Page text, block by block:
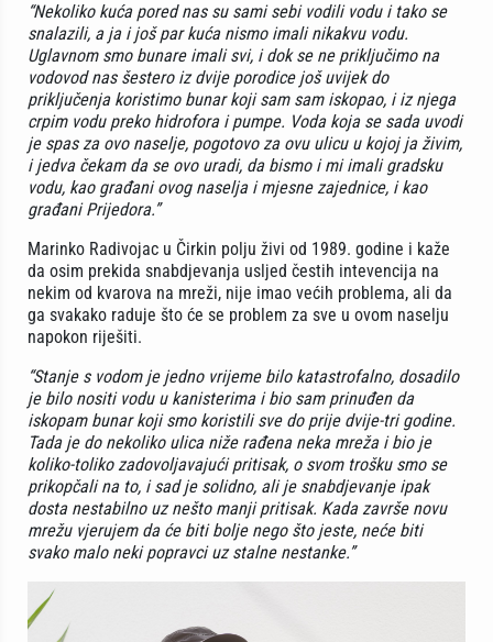
“Nekoliko kuća pored nas su sami sebi vodili vodu i tako se
snalazili, a ja i još par kuća nismo imali nikakvu vodu.
Uglavnom smo bunare imali svi, i dok se ne priključimo na
vodovod nas šestero iz dvije porodice još uvijek do
priključenja koristimo bunar koji sam sam iskopao, i iz njega
crpim vodu preko hidrofora i pumpe. Voda koja se sada uvodi
je spas za ovo naselje, pogotovo za ovu ulicu u kojoj ja živim,
i jedva čekam da se ovo uradi, da bismo i mi imali gradsku
vodu, kao građani ovog naselja i mjesne zajednice, i kao
građani Prijedora.”
Marinko Radivojac u Čirkin polju živi od 1989. godine i kaže
da osim prekida snabdjevanja usljed čestih intevencija na
nekim od kvarova na mreži, nije imao većih problema, ali da
ga svakako raduje što će se problem za sve u ovom naselju
napokon riješiti.
“Stanje s vodom je jedno vrijeme bilo katastrofalno, dosadilo
je bilo nositi vodu u kanisterima i bio sam prinuđen da
iskopam bunar koji smo koristili sve do prije dvije-tri godine.
Tada je do nekoliko ulica niže rađena neka mreža i bio je
koliko-toliko zadovoljavajući pritisak, o svom trošku smo se
prikopčali na to, i sad je solidno, ali je snabdjevanje ipak
dosta nestabilno uz nešto manji pritisak. Kada završe novu
mrežu vjerujem da će biti bolje nego što jeste, neće biti
svako malo neki popravci uz stalne nestanke.”